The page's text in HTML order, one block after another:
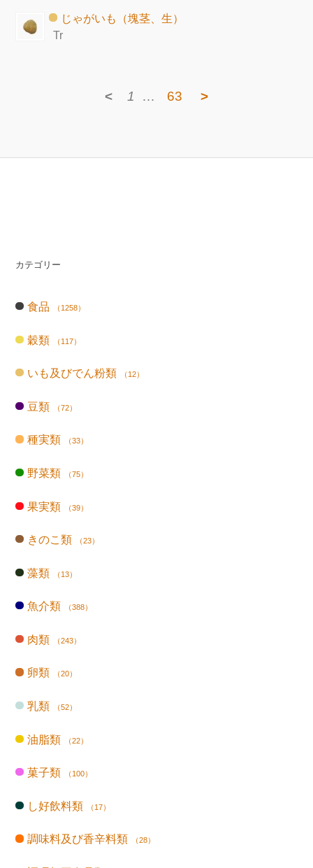
じゃがいも（塊茎、生）
Tr
< 1 … 63 >
カテゴリー
食品 （1258）
穀類 （117）
いも及びでん粉類 （12）
豆類 （72）
種実類 （33）
野菜類 （75）
果実類 （39）
きのこ類 （23）
藻類 （13）
魚介類 （388）
肉類 （243）
卵類 （20）
乳類 （52）
油脂類 （22）
菓子類 （100）
し好飲料類 （17）
調味料及び香辛料類 （28）